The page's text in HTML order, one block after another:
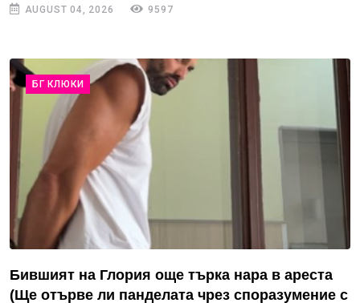
AUGUST 04, 2026 9597
БГ КЛЮКИ
Бившият на Глория още търка нара в ареста
(Ще отърве ли панделата чрез споразумение с